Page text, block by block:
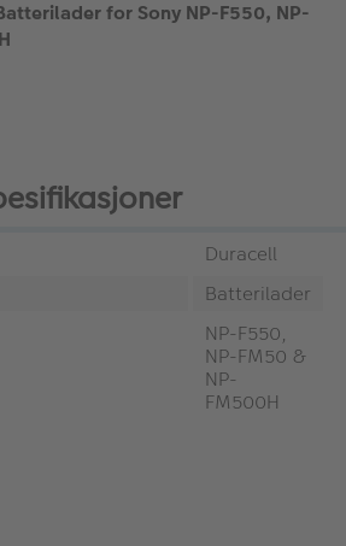
for Sony NP-F550, NP-
Duracell
Batterilader
NP-F550,
NP-FM50 &
NP-
FM500H